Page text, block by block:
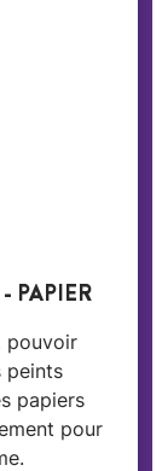
PAPIER
pouvoir
peints
papiers
pour